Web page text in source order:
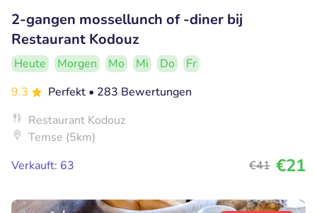
2-gangen mossellunch of -diner bij
Restaurant Kodouz
Heute Morgen Mo Mi Do
Fr
9.3
Perfekt • 283 Bewertungen
Restaurant Kodouz
Temse (5km)
Verkauft: 63
€41 €21